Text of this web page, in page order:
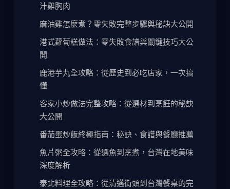
汁雞胸肉
麻油雞怎麼煮？零失敗完整步驟與秘訣大公開
港式蘿蔔糕做法：零失敗食譜與關鍵技巧大公
開
鹿港芋丸全攻略：從歷史到必吃店家，一次搞
懂
客家小炒做法完整攻略：從選材到烹飪的秘訣
大公開
番茄蛋炒飯終極指南：秘訣、食譜與餐廳推薦
魚片粥全攻略：從選魚到烹煮，台灣在地美味
深度解析
泰北料理全攻略：從清邁街頭到台灣餐桌的完